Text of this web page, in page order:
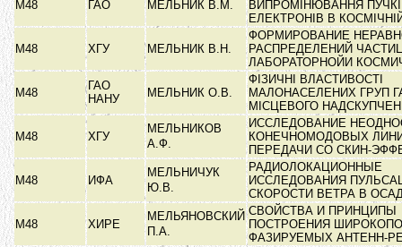
М48 ГАО МЕЛЬНИК В.М.
ВИПРОМІНЮВАННЯ
ЕЛЕКТРОНІВ В
М48 ХГУ МЕЛЬНИК В.Н.
ФОРМИРОВАНИЕ
РАСПРЕДЕЛЕНИЙ
ЛАБОРАТОРНОЙИ
М48
ГАО
НАНУ
МЕЛЬНИК О.В.
ФІЗИЧНІ ВЛАСТИВОСТІ
МАЛОНАСЕЛЕНИХ ГРУП
МІСЦЕВОГО
М48 ХГУ
МЕЛЬНИКОВ
А.Ф.
ИССЛЕДОВАНИЕ
КОНЕЧНОМОДОВЫХ
ПЕРЕДАЧИ СО СКИН-
М48 ИФА
МЕЛЬНИЧУК
Ю.В.
РАДИОЛОКАЦИОННЫЕ
ИССЛЕДОВАНИЯ
СКОРОСТИ ВЕТРА В
М48 ХИРЕ
МЕЛЬЯНОВСКИЙ
П.А.
СВОЙСТВА И ПРИНЦИПЫ
ПОСТРОЕНИЯ
ФАЗИРУЕМЫХ АНТЕНН-